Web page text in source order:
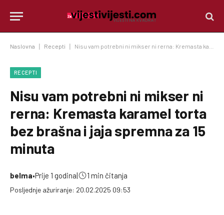
Naslovna Recepti Nisu vam potrebni ni mikser ni rerna: Kremasta karamel torta bez brašna i jaja spremna za 15 minuta
RECEPTI
Nisu vam potrebni ni mikser ni
rerna: Kremasta karamel torta
bez brašna i jaja spremna za 15
minuta
belma•Prije 1 godina| 1 min čitanja
Posljednje ažuriranje: 20.02.2025 09:53